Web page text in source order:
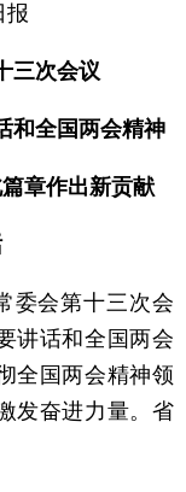
报
三次会议
和全国两会精神
章作出新贡献
会第十三次会
讲话和全国两会
全国两会精神领
发奋进力量。省